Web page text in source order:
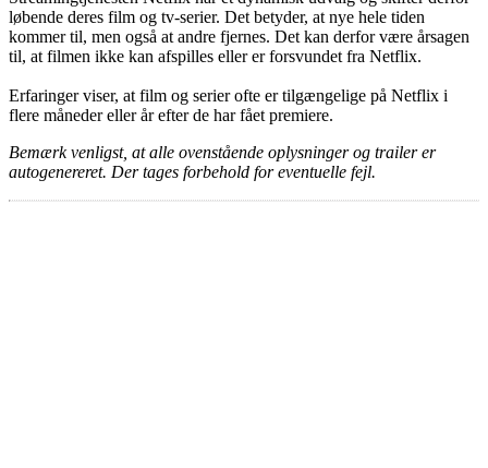
løbende deres film og tv-serier. Det betyder, at nye hele tiden
kommer til, men også at andre fjernes. Det kan derfor være årsagen
til, at filmen ikke kan afspilles eller er forsvundet fra Netflix.
Erfaringer viser, at film og serier ofte er tilgængelige på Netflix i
flere måneder eller år efter de har fået premiere.
Bemærk venligst, at alle ovenstående oplysninger og trailer er
autogenereret. Der tages forbehold for eventuelle fejl.